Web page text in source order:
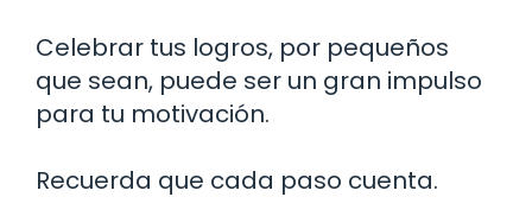
Celebrar tus logros, por pequeños
que sean, puede ser un gran impulso
para tu motivación.
Recuerda que cada paso cuenta.